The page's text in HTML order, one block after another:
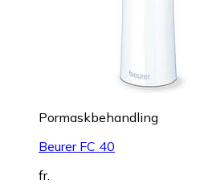
Pormaskbehandling
Beurer FC 40
fr.